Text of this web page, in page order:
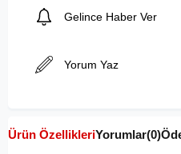
Gelince Haber Ver
Yorum Yaz
Ürün ÖzellikleriYorumlar(0)